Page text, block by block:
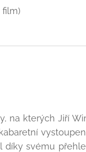
film)
na kterých Jiří
díky svému